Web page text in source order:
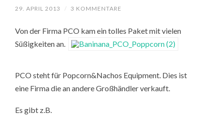
29. APRIL 2013 / 3 KOMMENTARE
Von der Firma PCO kam ein tolles Paket mit vielen
Süßigkeiten an.
PCO steht für Popcorn&Nachos Equipment. Dies ist
eine Firma die an andere Großhändler verkauft.
Es gibt z.B.